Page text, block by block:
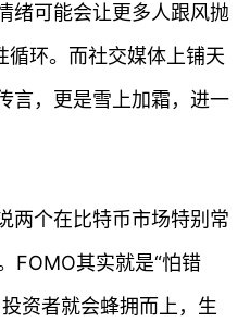
绪可能会让更多人跟风抛
循环。而社交媒体上铺天
言，更是雪上加霜，进一
两个在比特币市场特别常
FOMO其实就是“怕错
资者就会蜂拥而上，生